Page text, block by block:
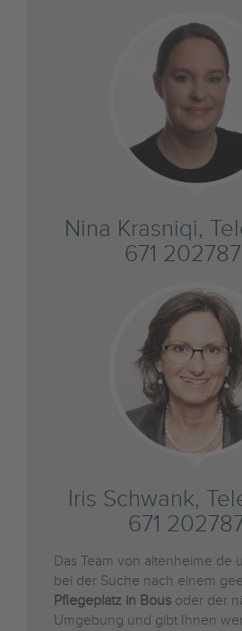
Nina Krasniqi,
671
Iris Schwank,
671
Das Team von altenheime.de
bei der Suche nach einem
Pflegeplatz in Bous oder der
Umgebung und gibt Ihnen